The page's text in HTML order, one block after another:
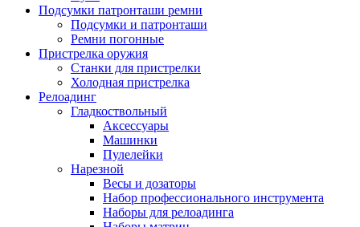
Подсумки патронташи ремни
Подсумки и патронташи
Ремни погонные
Пристрелка оружия
Станки для пристрелки
Холодная пристрелка
Релоадинг
Гладкоствольный
Аксессуары
Машинки
Пулелейки
Нарезной
Весы и дозаторы
Набор профессионального инструмента
Наборы для релоадинга